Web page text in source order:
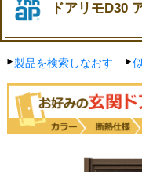
ドアリモD30
製品を検索しなおす